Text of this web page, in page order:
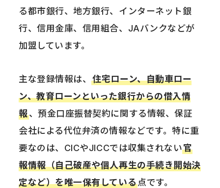
る都市銀行、地方銀行、インターネット銀
行、信用金庫、信用組合、JAバンクなどが
加盟しています。
主な登録情報は、住宅ローン、自動車ロー
ン、教育ローンといった銀行からの借入情
報、預金口座振替契約に関する情報、保証
会社による代位弁済の情報などです。特に重
要なのは、CICやJICCでは収集されない官
報情報（自己破産や個人再生の手続き開始決
定など）を唯一保有している点です。